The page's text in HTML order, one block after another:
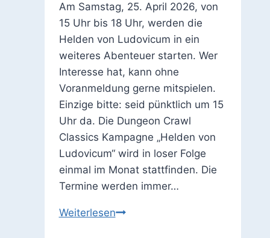
Am Samstag, 25. April 2026, von
15 Uhr bis 18 Uhr, werden die
Helden von Ludovicum in ein
weiteres Abenteuer starten. Wer
Interesse hat, kann ohne
Voranmeldung gerne mitspielen.
Einzige bitte: seid pünktlich um 15
Uhr da. Die Dungeon Crawl
Classics Kampagne „Helden von
Ludovicum“ wird in loser Folge
einmal im Monat stattfinden. Die
Termine werden immer…
WeiterlesenDCC